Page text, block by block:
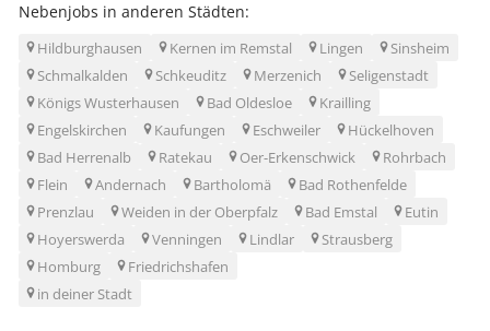
Nebenjobs in anderen Städten:
Hildburghausen Kernen im Remstal Lingen
Sinsheim
Schmalkalden
Schkeuditz Merzenich
Seligenstadt
Königs Wusterhausen
Bad Oldesloe
Krailling
Engelskirchen
Kaufungen Eschweiler
Hückelhoven
Bad Herrenalb
Ratekau Oer-Erkenschwick
Rohrbach
Flein
Andernach Bartholomä
Bad Rothenfelde
Prenzlau
Weiden in der Oberpfalz Bad Emstal
Eutin
Hoyerswerda
Venningen Lindlar
Strausberg
Homburg
Friedrichshafen
in deiner Stadt